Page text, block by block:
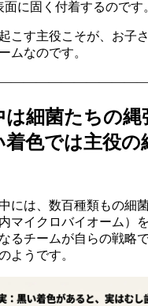
に固く付着するのです
こす主役こそが、お子
ムなのです。
は細菌たちの縄
色では主役の
には、数百種類もの細
マイクロバイオーム）
るチームが自らの戦略
ようです。